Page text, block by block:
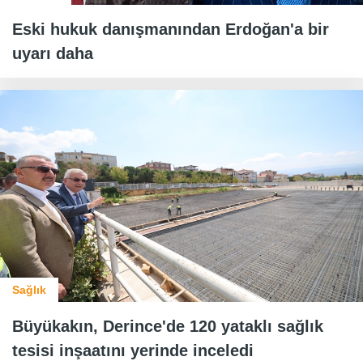
Eski hukuk danışmanından Erdoğan'a bir
uyarı daha
Sağlık
Büyükakın, Derince'de 120 yataklı sağlık
tesisi inşaatını yerinde inceledi